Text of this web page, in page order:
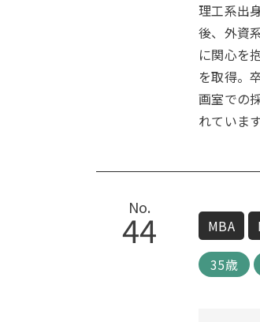
理工系出
後、外資
に関心を
を取得。
画室での
れています
No.
44 MBA
35歳